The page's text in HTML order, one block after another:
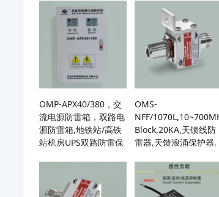
通信保护、C波段雷达
防雷防护
OMP-APX40/380，交
流电源防雷箱，双路电
源防雷箱,地铁站/高铁
站机房UPS双路防雷保
OMS-
NFF/
Block,20KA,天馈线防
雷器,天馈浪涌保护器,
HF/UHF/VHF天线或接
收机